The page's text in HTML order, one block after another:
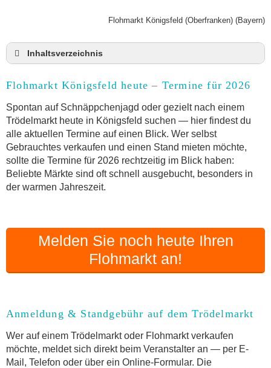
Flohmarkt Königsfeld (Oberfranken) (Bayern)
Inhaltsverzeichnis
Anmeldung & Standgebühr auf dem Trödelmarkt
Online-Flohmarkt Königsfeld
Welche Trödelmarkt-Typen gibt es?
Aktuelle Flohmarkt-Termine für Königsfeld und
Umgebung
Kleinanzeigen Königsfeld als Alternative zum
Trödelmarkt
Flohmarkt-Termin melden
Flohmarkt Königsfeld heute – Termine für 2026
Spontan auf Schnäppchenjagd oder gezielt nach einem
Trödelmarkt heute in Königsfeld suchen — hier findest du
alle aktuellen Termine auf einen Blick. Wer selbst
Gebrauchtes verkaufen und einen Stand mieten möchte,
sollte die Termine für 2026 rechtzeitig im Blick haben:
Beliebte Märkte sind oft schnell ausgebucht, besonders in
der warmen Jahreszeit.
Melden Sie noch heute Ihren
Flohmarkt an!
Anmeldung & Standgebühr auf dem Trödelmarkt
Wer auf einem Trödelmarkt oder Flohmarkt verkaufen
möchte, meldet sich direkt beim Veranstalter an — per E-
Mail, Telefon oder über ein Online-Formular. Die